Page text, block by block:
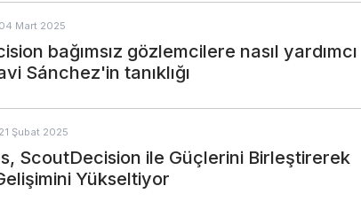
04 Mart 2025
bağımsız gözlemcilere nasıl yardımcı
Sánchez'in tanıklığı
21 Şubat 2025
ScoutDecision ile Güçlerini Birleştirerek
Yükseltiyor